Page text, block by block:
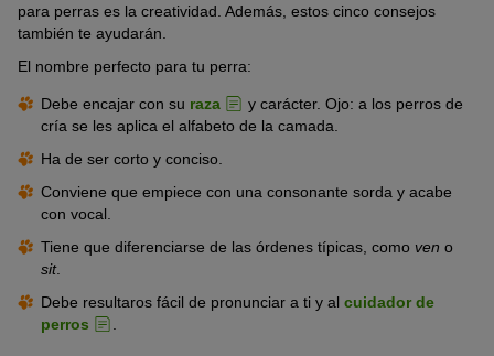
para perras es la creatividad. Además, estos cinco consejos
también te ayudarán.
El nombre perfecto para tu perra:
Debe encajar con su raza
y carácter. Ojo: a los perros de
cría se les aplica el alfabeto de la camada.
Ha de ser corto y conciso.
Conviene que empiece con una consonante sorda y acabe
con vocal.
Tiene que diferenciarse de las órdenes típicas, como ven o
sit.
Debe resultaros fácil de pronunciar a ti y al cuidador de
perros